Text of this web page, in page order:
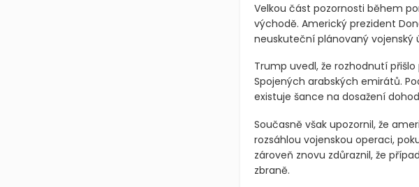
Velkou část pozornosti během
východě. Americký prezident
neuskuteční plánovaný
Trump uvedl, že rozhodnutí
Spojených arabských emirátů.
existuje šance na dosažení
Současně však upozornil, že
rozsáhlou vojenskou operaci,
zároveň znovu zdůraznil, že
zbraně.